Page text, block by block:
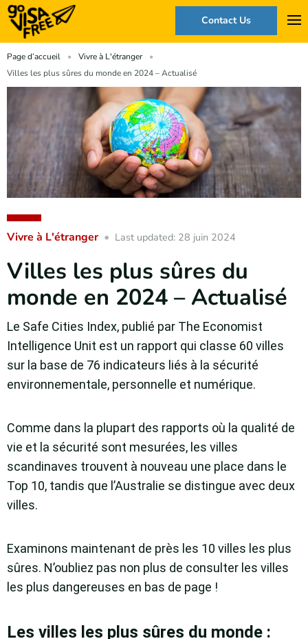
Contact Us
Page d’accueil
Vivre à L'étranger
Villes les plus sûres du monde en 2024 – Actualisé
Vivre à L'étranger Last updated: 28 juin 2024
Villes les plus sûres du
monde en 2024 – Actualisé
Le Safe Cities Index, publié par The Economist
Intelligence Unit est un rapport qui classe 60 villes
sur la base de 76 indicateurs liés à la sécurité
environnementale, personnelle et numérique.
Comme dans la plupart des rapports où la qualité de
vie et la sécurité sont mesurées, les villes
scandinaves trouvent à nouveau une place dans le
Top 10, tandis que l’Australie se distingue avec deux
villes.
Examinons maintenant de près les 10 villes les plus
sûres. N’oubliez pas non plus de consulter les villes
les plus dangereuses en bas de page !
Les villes les plus sûres du monde :